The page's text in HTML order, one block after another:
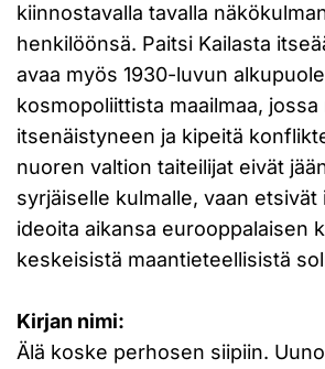
kiinnostavalla tavalla
henkilöönsä. Paitsi Kailasta
avaa myös 1930-luvun
kosmopoliittista maailmaa, jossa
itsenäistyneen ja kipeitä
nuoren valtion taiteilijat eivät
syrjäiselle kulmalle, vaan etsivät
ideoita aikansa eurooppalaisen
keskeisistä maantieteellisistä
Kirjan nimi:
Älä koske perhosen siipiin.